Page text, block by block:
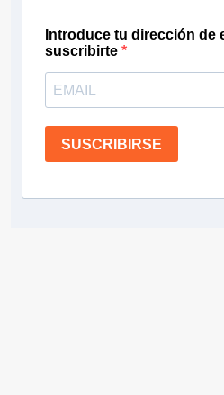
Introduce tu dirección de
suscribirte
SUSCRIBIRSE